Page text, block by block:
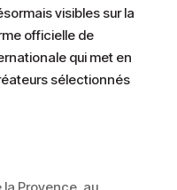
visibles sur la
officielle de
qui met en
sélectionnés